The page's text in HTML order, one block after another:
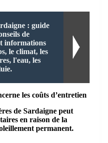
: guide
de
informations
le climat, les
l'eau, les
les coûts d’entretien
de Sardaigne peut
en raison de la
permanent.